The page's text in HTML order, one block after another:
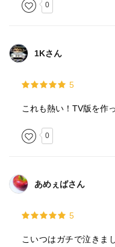
0
1Kさん
5
これも熱い！TV版を作
0
あめぇばさん
5
こいつはガチで泣きま